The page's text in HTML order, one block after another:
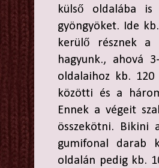
külső oldalába
gyöngyöket. Ide
kerülő résznek a
hagyunk., ahová
oldalaihoz kb. 120
közötti és a
Ennek a végeit
összekötni. Bikini
gumifonal darab
oldalán pedig kb.